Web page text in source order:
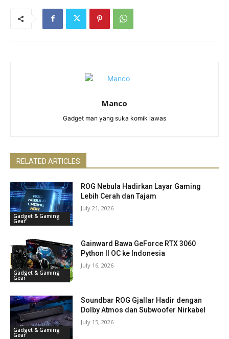
Manco
Gadget man yang suka komik lawas
RELATED ARTICLES
Gadget & Gaming
Gear
ROG Nebula Hadirkan Layar Gaming
Lebih Cerah dan Tajam
July 21, 2026
Gadget & Gaming
Gear
Gainward Bawa GeForce RTX 3060
Python II OC ke Indonesia
July 16, 2026
Gadget & Gaming
Gear
Soundbar ROG Gjallar Hadir dengan
Dolby Atmos dan Subwoofer Nirkabel
July 15, 2026